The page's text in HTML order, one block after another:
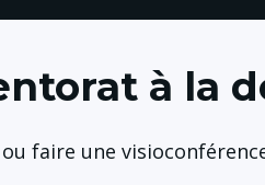
à la
faire une